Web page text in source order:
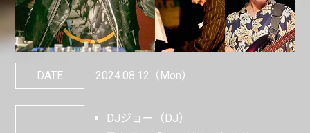
DATE 2024.08.12 （Mon）
DJジョー（DJ）